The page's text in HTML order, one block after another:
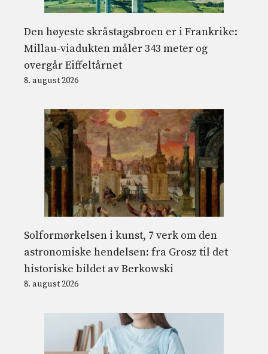
Den høyeste skråstagsbroen er i Frankrike:
Millau-viadukten måler 343 meter og
overgår Eiffeltårnet
8. august 2026
Solformørkelsen i kunst, 7 verk om den
astronomiske hendelsen: fra Grosz til det
historiske bildet av Berkowski
8. august 2026